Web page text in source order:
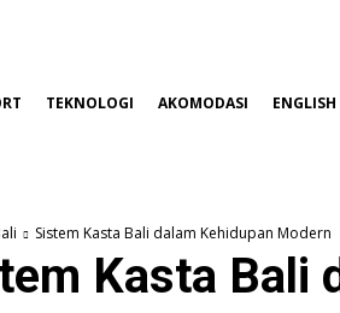
TEKNOLOGI AKOMODASI ENGLISH
Sistem Kasta Bali dalam Kehidupan Modern
Kasta Bali